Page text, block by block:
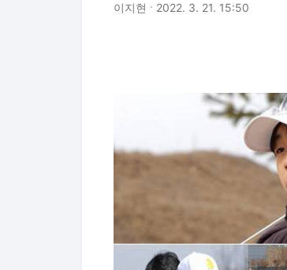
이지현 2022. 3. 21. 15:50